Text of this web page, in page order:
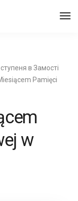
в Замості
Pamięci
w